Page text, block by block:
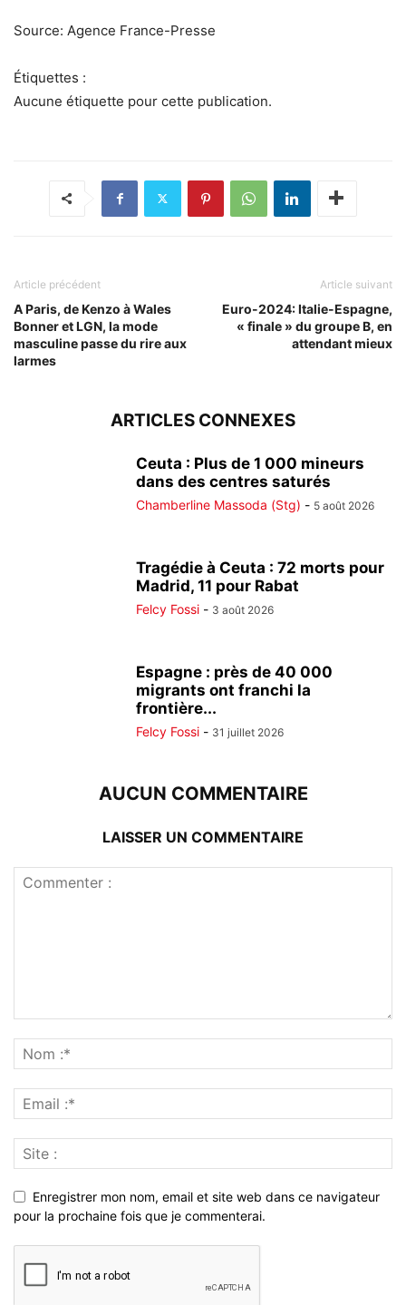
Source: Agence France-Presse
Étiquettes :
Aucune étiquette pour cette publication.
Article précédent
A Paris, de Kenzo à Wales
Bonner et LGN, la mode
masculine passe du rire aux
larmes
Article suivant
Euro-2024: Italie-Espagne,
« finale » du groupe B, en
attendant mieux
ARTICLES CONNEXES
Ceuta : Plus de 1 000 mineurs
dans des centres saturés
Chamberline Massoda (Stg) - 5 août 2026
Tragédie à Ceuta : 72 morts pour
Madrid, 11 pour Rabat
Felcy Fossi - 3 août 2026
Espagne : près de 40 000
migrants ont franchi la
frontière...
Felcy Fossi - 31 juillet 2026
AUCUN COMMENTAIRE
LAISSER UN COMMENTAIRE
Enregistrer mon nom, email et site web dans ce navigateur
pour la prochaine fois que je commenterai.